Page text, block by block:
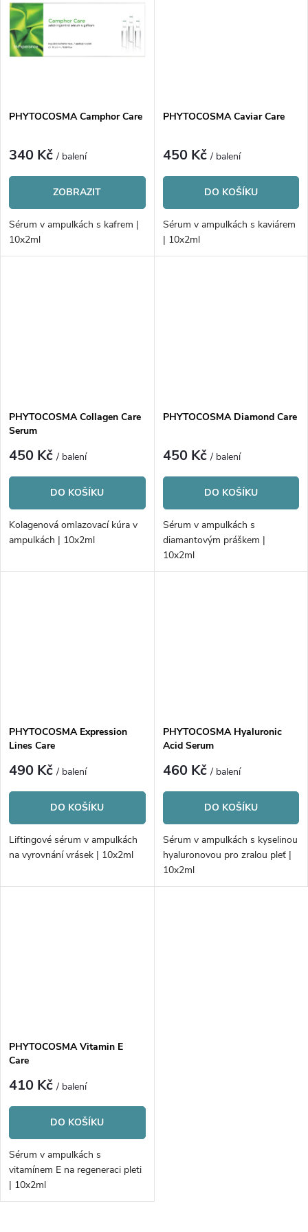
t
ů
t
ů
PHYTOCOSMA Camphor Care
340 Kč/ balení
ZOBRAZIT
Sérum v ampulkách s kafrem |
10x2ml
PHYTOCOSMA Caviar Care
450 Kč/ balení
DO KOŠÍKU
Sérum v ampulkách s kaviárem
| 10x2ml
PHYTOCOSMA Collagen Care
Serum
450 Kč/ balení
DO KOŠÍKU
Kolagenová omlazovací kúra v
ampulkách | 10x2ml
PHYTOCOSMA Diamond Care
450 Kč/ balení
DO KOŠÍKU
Sérum v ampulkách s
diamantovým práškem |
10x2ml
PHYTOCOSMA Expression
Lines Care
490 Kč/ balení
DO KOŠÍKU
Liftingové sérum v ampulkách
na vyrovnání vrásek | 10x2ml
PHYTOCOSMA Hyaluronic
Acid Serum
460 Kč/ balení
DO KOŠÍKU
Sérum v ampulkách s kyselinou
hyaluronovou pro zralou pleť |
10x2ml
PHYTOCOSMA Vitamin E
Care
410 Kč/ balení
DO KOŠÍKU
Sérum v ampulkách s
vitamínem E na regeneraci pleti
| 10x2ml